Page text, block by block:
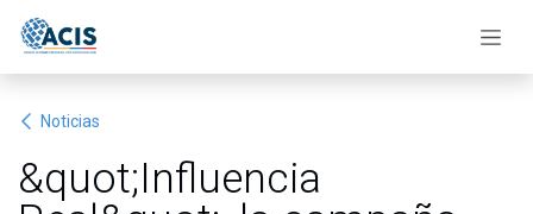
Noticias
&quot;Influencia